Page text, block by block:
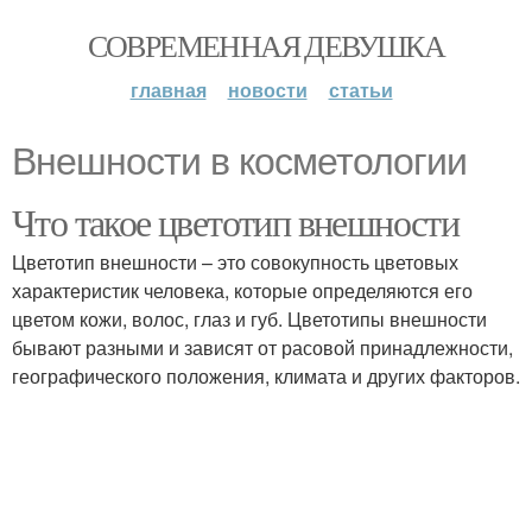
СОВРЕМЕННАЯ ДЕВУШКА
главная новости статьи
Внешности в косметологии
Что такое цветотип внешности
Цветотип внешности – это совокупность цветовых
характеристик человека, которые определяются его
цветом кожи, волос, глаз и губ. Цветотипы внешности
бывают разными и зависят от расовой принадлежности,
географического положения, климата и других факторов.